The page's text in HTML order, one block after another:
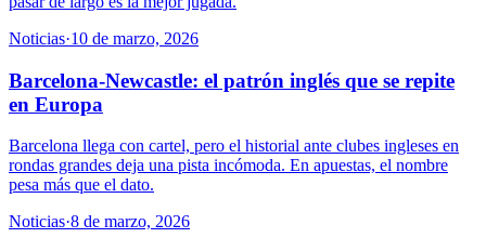
Noticias·10 de marzo, 2026
Barcelona-Newcastle: el patrón inglés que se repite
en Europa
Barcelona llega con cartel, pero el historial ante clubes ingleses en
rondas grandes deja una pista incómoda. En apuestas, el nombre
pesa más que el dato.
Noticias·8 de marzo, 2026